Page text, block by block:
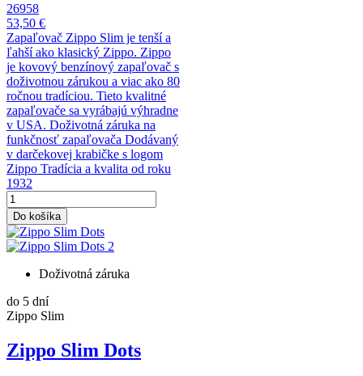
26958
53,50 €
Zapaľovač Zippo Slim je tenší a
ľahší ako klasický Zippo. Zippo
je kovový benzínový zapaľovač s
doživotnou zárukou a viac ako 80
ročnou tradíciou. Tieto kvalitné
zapaľovače sa vyrábajú výhradne
v USA. Doživotná záruka na
funkčnosť zapaľovača Dodávaný
v darčekovej krabičke s logom
Zippo Tradícia a kvalita od roku
1932
Do košíka
Doživotná záruka
do 5 dní
Zippo Slim
Zippo Slim Dots